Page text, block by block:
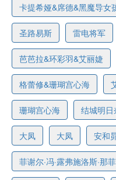
卡提希娅&席德&黑魔导女
圣路易斯 雷电将军
芭芭拉&环彩羽&艾丽婕
格蕾修&珊瑚宫心海
珊瑚宫心海 结城明日
大凤 大凤 安和
菲谢尔·冯·露弗施洛斯·那